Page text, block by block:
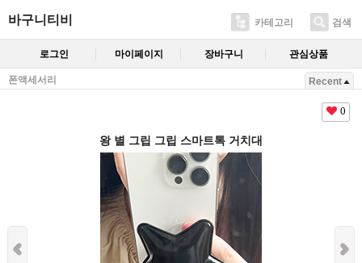
바구니티비 카테고리 검색
로그인 마이페이지 장바구니 관심상품
폰액세서리 Recent
0
왕 별 그립 그립 스마트톡 거치대